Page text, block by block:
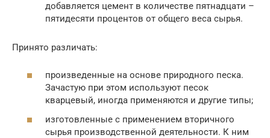
добавляется цемент в количестве пятнадцати –
пятидесяти процентов от общего веса сырья.
Принято различать:
произведенные на основе природного песка.
Зачастую при этом используют песок
кварцевый, иногда применяются и другие типы;
изготовленные с применением вторичного
сырья производственной деятельности. К ним